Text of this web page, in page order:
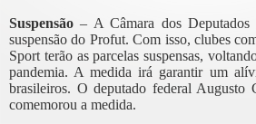
Suspensão – A Câmara dos
suspensão do Profut. Com isso, clubes
Sport terão as parcelas suspensas,
pandemia. A medida irá garantir um
brasileiros. O deputado federal Augusto
comemorou a medida.